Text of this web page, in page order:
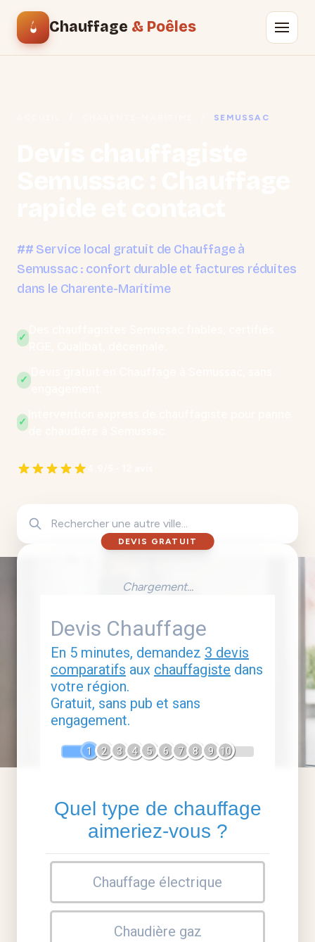
Chauffage & Poêles
SEMUSSAC
## Service local gratuit de Chauffage à
Semussac : confort durable et factures réduites
dans le Charente-Maritime
✓
RGE, Qualibat, décennale.
✓
✓
DEVIS GRATUIT
Chargement...
Devis Chauffage
En 5 minutes, demandez 3 devis
comparatifs aux chauffagiste dans
votre région.
Gratuit, sans pub et sans
engagement.
1 2 3 4 5 6 7 8 9 10
Quel type de chauffage
aimeriez-vous ?
Chauffage électrique
Chaudière gaz